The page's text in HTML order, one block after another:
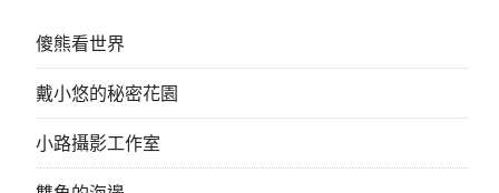
傻熊看世界
戴小悠的秘密花園
小路攝影工作室